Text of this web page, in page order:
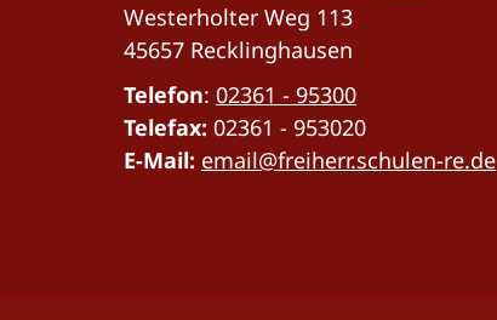
Westerholter Weg 113
45657 Recklinghausen
Telefon: 02361 - 95300
Telefax: 02361 - 953020
E-Mail: email@freiherr.schulen-re.de